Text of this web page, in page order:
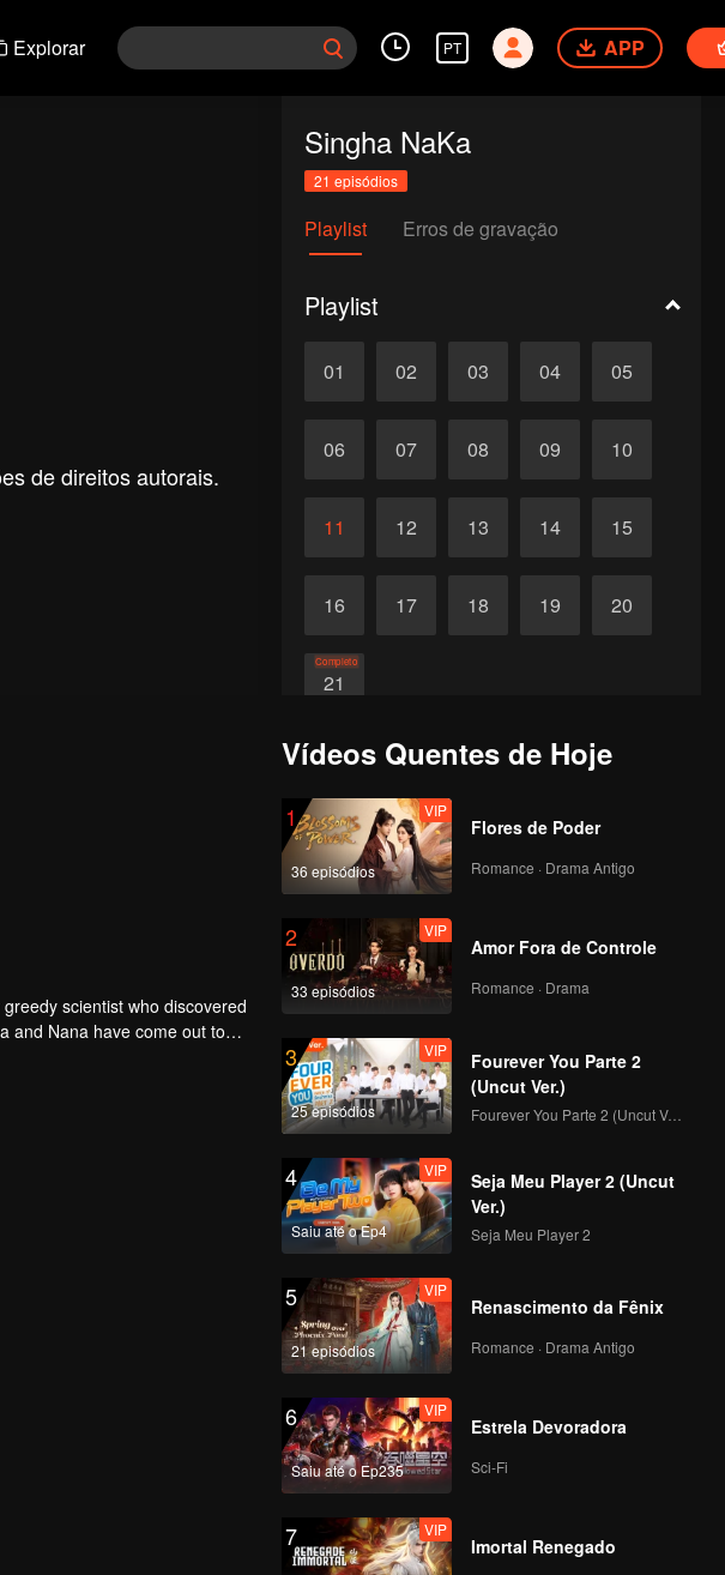
Explorar PT APP
de direitos autorais.
Singha NaKa
21 episódios
Playlist Erros de gravação
Playlist
01 02 03 04 05
06 07 08 09 10
11 12 13 14 15
16 17 18 19 20
21
Completo
scientist who discovered
and Nana have come out to
story. Make sure to make
Vídeos Quentes de Hoje
1
36 episódios
VIP
Flores de Poder
Romance · Drama Antigo
2
33 episódios
VIP
Amor Fora de Controle
Romance · Drama
3
25 episódios
VIP
Fourever You Parte 2
(Uncut Ver.)
Fourever You Parte 2 (Uncut Ver.)
4
Saiu até o Ep4
VIP
Seja Meu Player 2 (Uncut
Ver.)
Seja Meu Player 2
5
21 episódios
VIP
Renascimento da Fênix
Romance · Drama Antigo
6
Saiu até o Ep235
VIP
Estrela Devoradora
Sci-Fi
7 VIP
Imortal Renegado